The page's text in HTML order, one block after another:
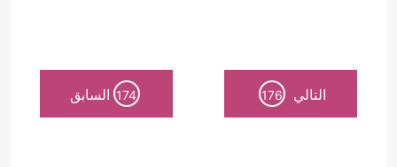
التالي 176
174 السابق